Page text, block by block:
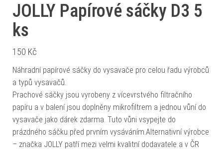
JOLLY Papírové sáčky D3 5
ks
150 Kč
Náhradní papírové sáčky do vysavače pro celou řadu výrobců
a typů vysavačů.
Prachové sáčky jsou vyrobeny z vícevrstvého filtračního
papíru a v balení jsou doplněny mikrofiltrem a jednou vůní do
vysavače jako dárek zdarma. Tuto vůni vsypejte do
prázdného sáčku před prvním vysáváním.Alternativní výrobce
– značka JOLLY patří mezi velmi kvalitní dodavatele a v ČR